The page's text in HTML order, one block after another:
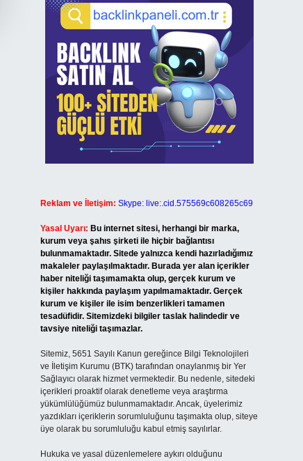
Reklam ve İletişim: Skype: live:.cid.575569c608265c69
Yasal Uyarı: Bu internet sitesi, herhangi bir marka,
kurum veya şahıs şirketi ile hiçbir bağlantısı
bulunmamaktadır. Sitede yalnızca kendi hazırladığımız
makaleler paylaşılmaktadır. Burada yer alan içerikler
haber niteliği taşımamakta olup, gerçek kurum ve
kişiler hakkında paylaşım yapılmamaktadır. Gerçek
kurum ve kişiler ile isim benzerlikleri tamamen
tesadüfidir. Sitemizdeki bilgiler taslak halindedir ve
tavsiye niteliği taşımazlar.
Sitemiz, 5651 Sayılı Kanun gereğince Bilgi Teknolojileri
ve İletişim Kurumu (BTK) tarafından onaylanmış bir Yer
Sağlayıcı olarak hizmet vermektedir. Bu nedenle, sitedeki
içerikleri proaktif olarak denetleme veya araştırma
yükümlülüğümüz bulunmamaktadır. Ancak, üyelerimiz
yazdıkları içeriklerin sorumluluğunu taşımakta olup, siteye
üye olarak bu sorumluluğu kabul etmiş sayılırlar.
Hukuka ve yasal düzenlemelere aykırı olduğunu